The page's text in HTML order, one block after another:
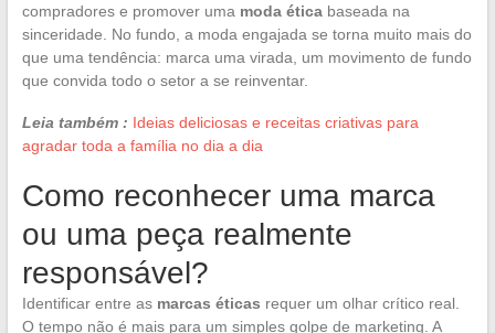
compradores e promover uma moda éticabaseada na
sinceridade. No fundo, a moda engajada se torna muito mais do
que uma tendência: marca uma virada, um movimento de fundo
que convida todo o setor a se reinventar.
Leia também : Ideias deliciosas e receitas criativas para
agradar toda a família no dia a dia
Como reconhecer uma marca
ou uma peça realmente
responsável?
Identificar entre as marcas éticas requer um olhar crítico real.
O tempo não é mais para um simples golpe de marketing. A